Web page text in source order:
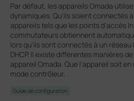
Par défaut, les appareils Omada
dynamiques. Qu'ils soient connectés
appareils tels que les points d'accès
commutateurs obtiennent
lors qu'ils sont connectés à un réseau
DHCP. Il existe différentes manières
appareil Omada. Que l'appareil soit
mode contrôleur, .
Guide de configuration